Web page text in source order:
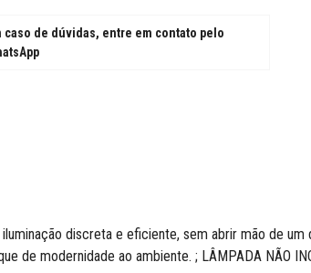
caso de dúvidas, entre em contato pelo
discreta e eficiente, sem abrir mão de
modernidade ao ambiente. ; LÂMPADA NÃO